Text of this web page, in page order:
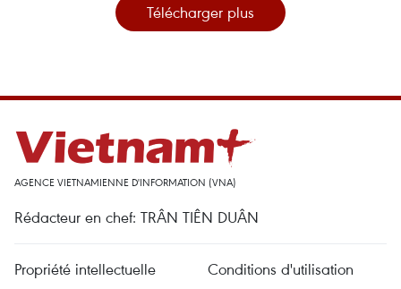
Télécharger plus
AGENCE VIETNAMIENNE D'INFORMATION (VNA)
Rédacteur en chef: TRÂN TIÊN DUÂN
Propriété intellectuelle
Conditions d'utilisation